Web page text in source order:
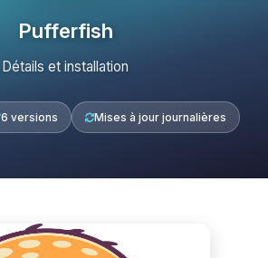
Pufferfish
Détails et installation
6 versions Mises à jour journalières